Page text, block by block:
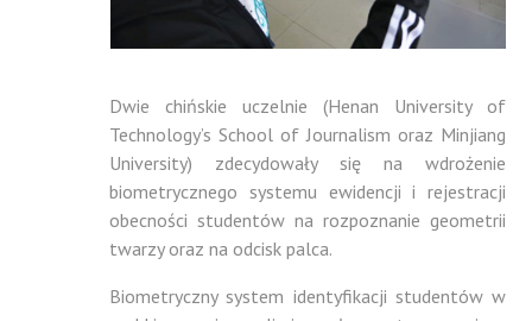
Dwie chińskie uczelnie (Henan University of
Technology’s School of Journalism oraz Minjiang
University) zdecydowały się na wdrożenie
biometrycznego systemu ewidencji i rejestracji
obecności studentów na rozpoznanie geometrii
twarzy oraz na odcisk palca.
Biometryczny system identyfikacji studentów w